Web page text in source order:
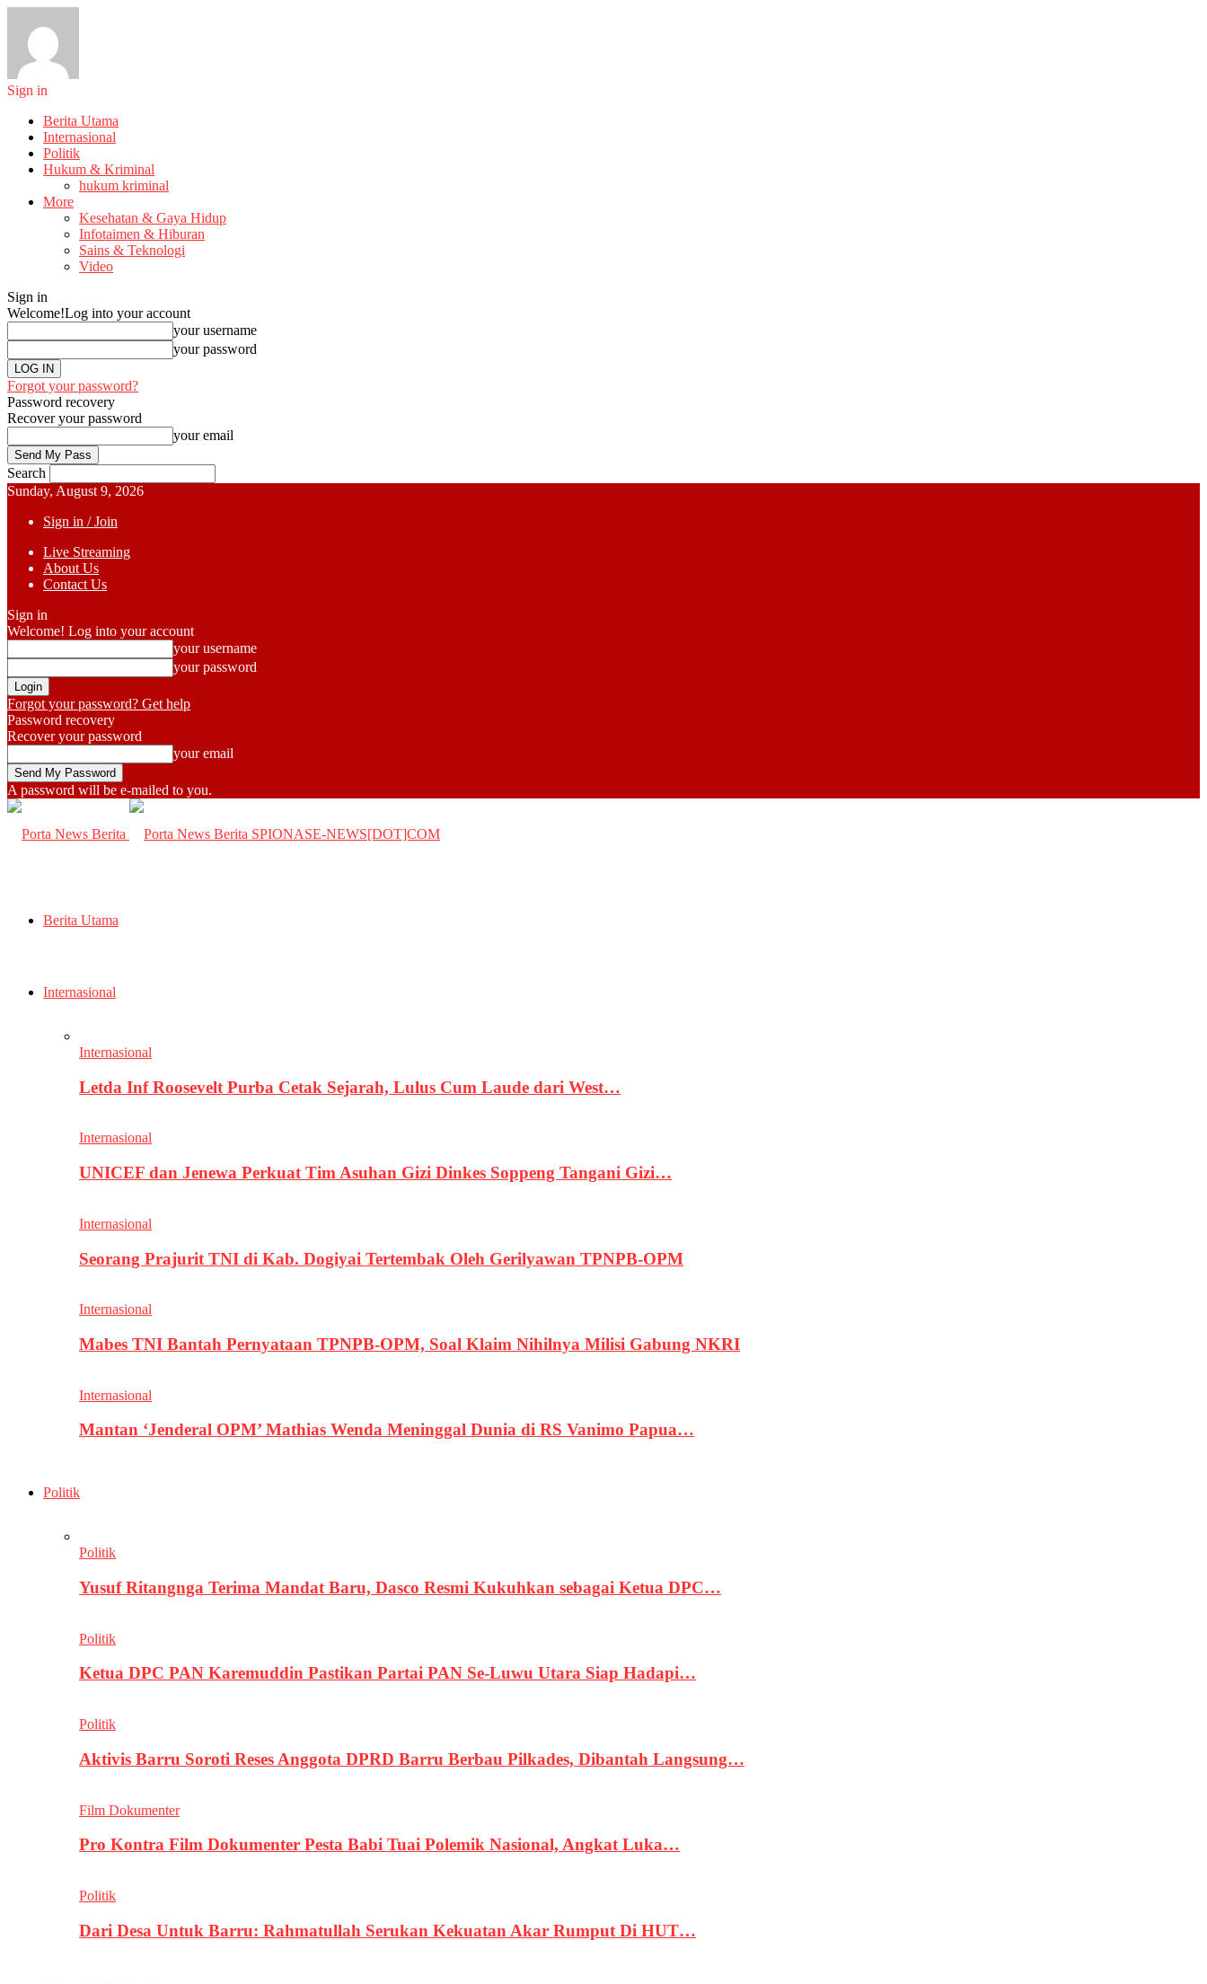
Sign in
Berita Utama
Internasional
Politik
Hukum & Kriminal
hukum kriminal
More
Kesehatan & Gaya Hidup
Infotaimen & Hiburan
Sains & Teknologi
Video
Sign in
Welcome!Log into your account
your username
your password
Forgot your password?
Password recovery
Recover your password
your email
Search
Sunday, August 9, 2026
Sign in / Join
Live Streaming
About Us
Contact Us
Sign in
Welcome! Log into your account
your username
your password
Forgot your password? Get help
Password recovery
Recover your password
your email
A password will be e-mailed to you.
SPIONASE-NEWS[DOT]COM
Berita Utama
Internasional
Internasional
Letda Inf Roosevelt Purba Cetak Sejarah, Lulus Cum Laude dari West…
Internasional
UNICEF dan Jenewa Perkuat Tim Asuhan Gizi Dinkes Soppeng Tangani Gizi…
Internasional
Seorang Prajurit TNI di Kab. Dogiyai Tertembak Oleh Gerilyawan TPNPB-OPM
Internasional
Mabes TNI Bantah Pernyataan TPNPB-OPM, Soal Klaim Nihilnya Milisi Gabung NKRI
Internasional
Mantan ‘Jenderal OPM’ Mathias Wenda Meninggal Dunia di RS Vanimo Papua…
Politik
Politik
Yusuf Ritangnga Terima Mandat Baru, Dasco Resmi Kukuhkan sebagai Ketua DPC…
Politik
Ketua DPC PAN Karemuddin Pastikan Partai PAN Se-Luwu Utara Siap Hadapi…
Politik
Aktivis Barru Soroti Reses Anggota DPRD Barru Berbau Pilkades, Dibantah Langsung…
Film Dokumenter
Pro Kontra Film Dokumenter Pesta Babi Tuai Polemik Nasional, Angkat Luka…
Politik
Dari Desa Untuk Barru: Rahmatullah Serukan Kekuatan Akar Rumput Di HUT…